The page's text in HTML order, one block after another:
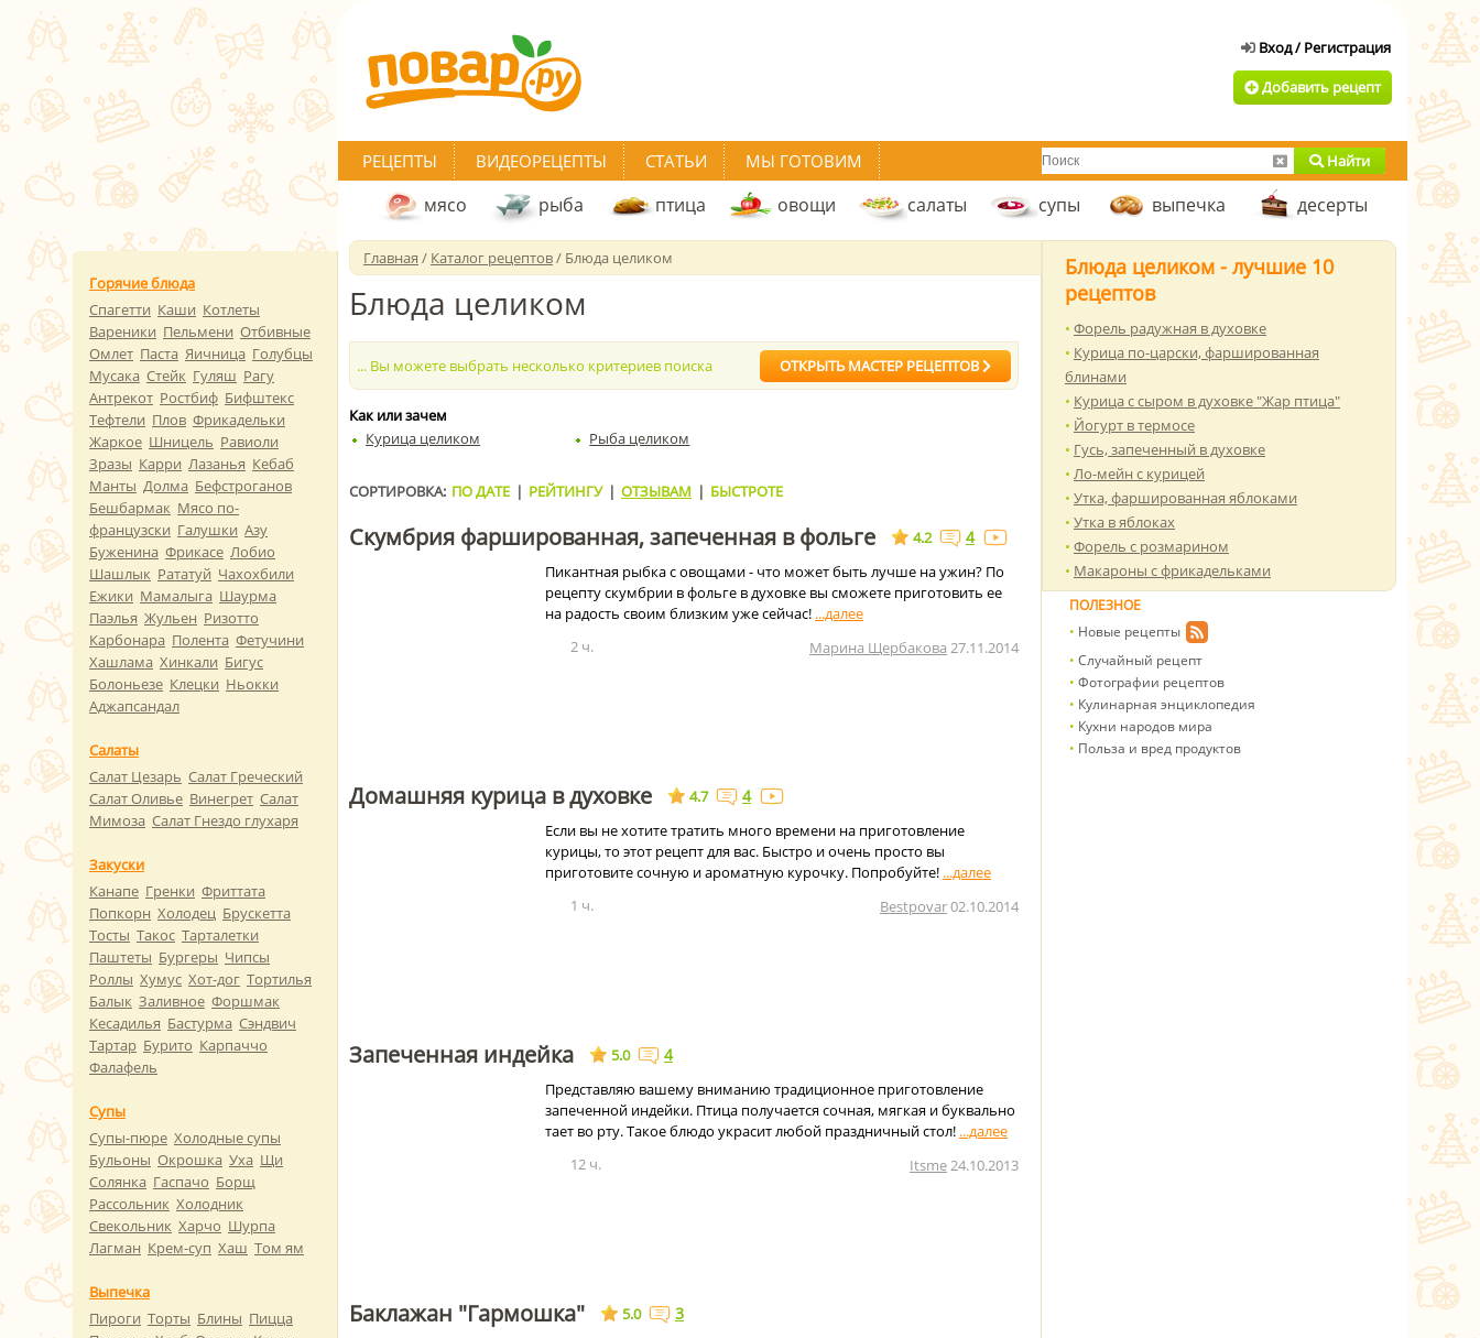
Добавить рецепт
РЕЦЕПТЫ ВИДЕОРЕЦЕПТЫ СТАТЬИ МЫ ГОТОВИМ Найти
мясо рыба птица овощи салаты супы выпечка десерты
Главная / Каталог рецептов/ Блюда целиком
Блюда целиком
... Вы можете выбрать несколько критериев поиска ОТКРЫТЬ МАСТЕР РЕЦЕПТОВ
Как или зачем
Курица целиком
Рыба целиком
СОРТИРОВКА: ПО ДАТЕ | РЕЙТИНГУ | ОТЗЫВАМ | БЫСТРОТЕ
Скумбрия фаршированная, запеченная в фольге 4.2 4
Пикантная рыбка с овощами - что может быть лучше на ужин? По
рецепту скумбрии в фольге в духовке вы сможете приготовить ее
на радость своим близким уже сейчас!
2 ч.
Марина Щербакова 27.11.2014
Домашняя курица в духовке 4.7 4
Если вы не хотите тратить много времени на приготовление
курицы, то этот рецепт для вас. Быстро и очень просто вы
приготовите сочную и ароматную курочку. Попробуйте!
1 ч.
Bestpovar02.10.2014
Запеченная индейка 5.0 4
Представляю вашему вниманию традиционное приготовление
запеченной индейки. Птица получается сочная, мягкая и буквально
тает во рту. Такое блюдо украсит любой праздничный стол!
12 ч.
Itsme24.10.2013
Баклажан "Гармошка" 5.0 3
Блюда целиком - лучшие 10
рецептов
Форель радужная в духовке
Курица по-царски, фаршированная
блинами
Курица с сыром в духовке "Жар птица"
Йогурт в термосе
Гусь, запеченный в духовке
Ло-мейн с курицей
Утка, фаршированная яблоками
Утка в яблоках
Форель с розмарином
Макароны с фрикадельками
ПОЛЕЗНОЕ
Новые рецепты
Случайный рецепт
Фотографии рецептов
Кулинарная энциклопедия
Кухни народов мира
Польза и вред продуктов
Горячие блюда
Спагетти Каши Котлеты
Вареники Пельмени Отбивные
Омлет Паста Яичница Голубцы
Мусака Стейк Гуляш Рагу
Антрекот Ростбиф Бифштекс
Тефтели Плов Фрикадельки
Жаркое Шницель Равиоли
Зразы Карри Лазанья Кебаб
Манты Долма Бефстроганов
Бешбармак Мясо по-
французски Галушки Азу
Буженина Фрикасе Лобио
Шашлык Рататуй Чахохбили
Ежики Мамалыга Шаурма
Паэлья Жульен Ризотто
Карбонара Полента Фетучини
Хашлама Хинкали Бигус
Болоньезе Клецки Ньокки
Аджапсандал
Салаты
Салат Цезарь Салат Греческий
Салат Оливье Винегрет Салат
Мимоза Салат Гнездо глухаря
Закуски
Канапе Гренки Фриттата
Попкорн Холодец Брускетта
Тосты Такос Тарталетки
Паштеты Бургеры Чипсы
Роллы Хумус Хот-дог Тортилья
Балык Заливное Форшмак
Кесадилья Бастурма Сэндвич
Тартар Бурито Карпаччо
Фалафель
Супы
Супы-пюре Холодные супы
Бульоны Окрошка Уха Щи
Солянка Гаспачо Борщ
Рассольник Холодник
Свекольник Харчо Шурпа
Лагман Крем-суп Хаш Том ям
Выпечка
Пироги Торты Блины Пицца